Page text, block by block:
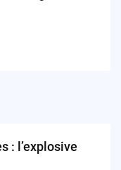
: l’explosive